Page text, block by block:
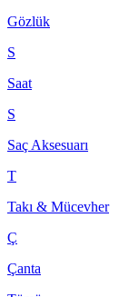
Gözlük
S
Saat
S
Saç Aksesuarı
T
Takı & Mücevher
Ç
Çanta